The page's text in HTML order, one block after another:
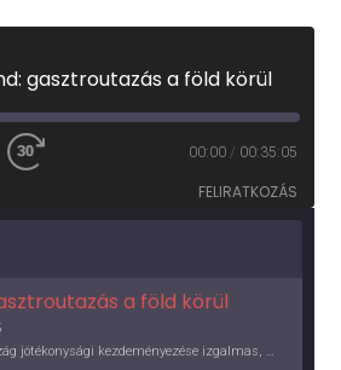
gasztroutazás a föld körül
00:00 / 00:35:05
FELIRATKOZÁS
a föld körül
Az UNICEF Magyarország jótékonysági kezdeményezése izgalmas, egész éves világkörüli ízutazásra hív, igazi családi program és gasztroedukáció, illetve segítség a rászorulóknak is egyben.